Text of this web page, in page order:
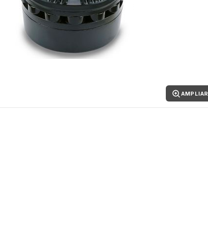
AMPLIAR